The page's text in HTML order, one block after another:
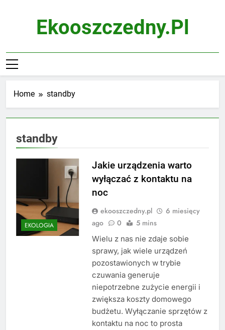
Ekooszczedny.pl
Home standby
standby
EKOLOGIA
Jakie urządzenia warto
wyłączać z kontaktu na
noc
ekooszczedny.pl
6 miesięcy
ago
0 5 mins
Wielu z nas nie zdaje sobie
sprawy, jak wiele urządzeń
pozostawionych w trybie
czuwania generuje
niepotrzebne zużycie energii i
zwiększa koszty domowego
budżetu. Wyłączanie sprzętów z
kontaktu na noc to prosta